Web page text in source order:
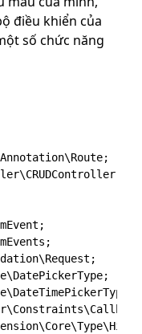
điều khiển của
số chức năng